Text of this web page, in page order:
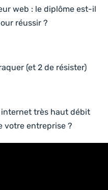
web : le diplôme est-il
réussir ?
(et 2 de résister)
très haut débit
votre entreprise ?